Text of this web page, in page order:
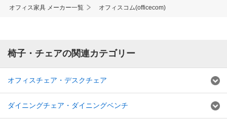
オフィス家具 メーカー一覧 オフィスコム(officecom)
椅子・チェアの関連カテゴリー
オフィスチェア・デスクチェア
ダイニングチェア・ダイニングベンチ